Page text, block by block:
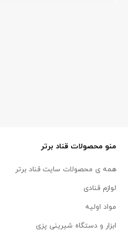
منو محصولات قناد برتر
همه ی محصولات سایت قناد برتر
لوازم قنادی
مواد اولیه
ابزار و دستگاه شیرینی پزی